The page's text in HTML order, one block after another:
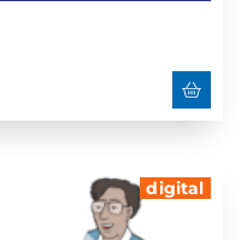
digital